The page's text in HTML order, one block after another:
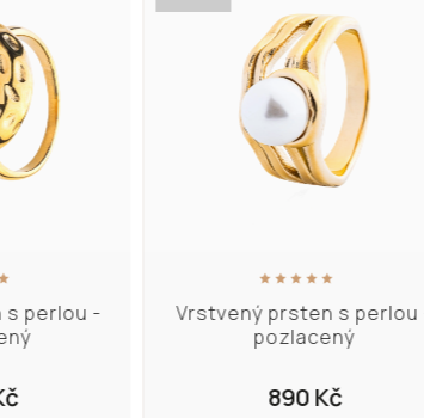
Vrstvený prsten s perlou -